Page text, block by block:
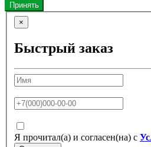
Принять
×
Быстрый заказ
Я прочитал(а) и согласен(на) с